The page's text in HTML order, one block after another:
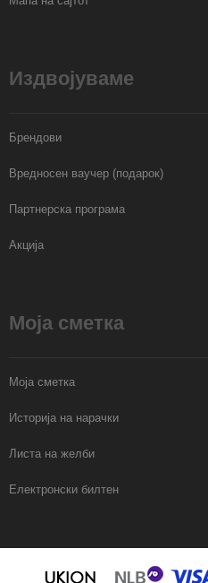
Издвојуваме
Брендови
Вредносен ваучер (подарок)
Партнерска програма
Акција
Моја сметка
Моја сметка
Историја на нарачки
Листа на желби
Електронски билтен